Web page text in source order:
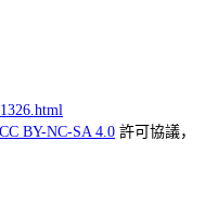
CC BY-NC-SA 4.0 許可協議，